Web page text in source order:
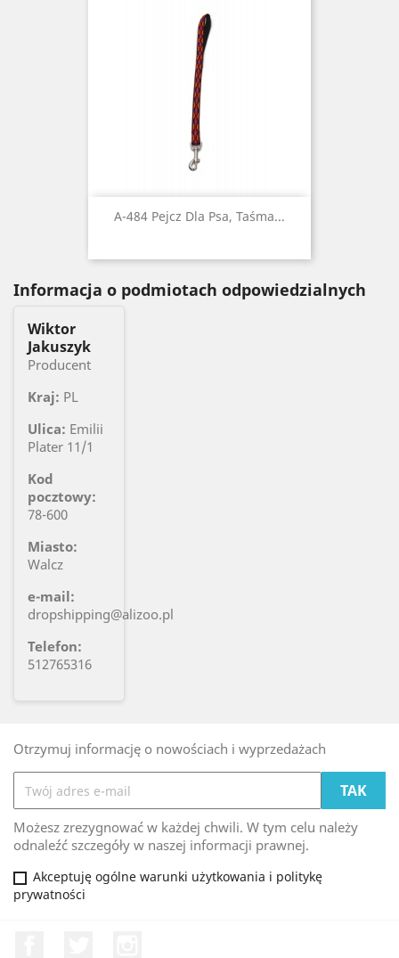
A-484 Pejcz Dla Psa, Taśma...
Informacja o podmiotach odpowiedzialnych
Wiktor
Jakuszyk
Producent
Kraj: PL
Ulica: Emilii
Plater 11/1
Kod
pocztowy:
78-600
Miasto:
Walcz
e-mail:
dropshipping@alizoo.pl
Telefon:
512765316
Otrzymuj informację o nowościach i wyprzedażach
Możesz zrezygnować w każdej chwili. W tym celu należy
odnaleźć szczegóły w naszej informacji prawnej.
Akceptuję ogólne warunki użytkowania i politykę
prywatności